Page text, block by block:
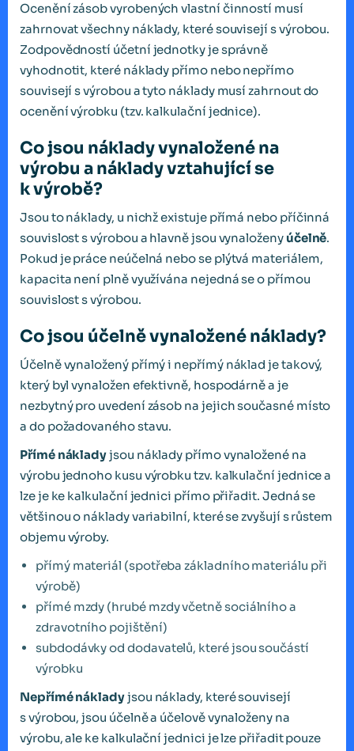
Ocenění zásob vyrobených vlastní činností musí
zahrnovat všechny náklady, které souvisejí s výrobou.
Zodpovědností účetní jednotky je správně
vyhodnotit, které náklady přímo nebo nepřímo
souvisejí s výrobou a tyto náklady musí zahrnout do
ocenění výrobku (tzv. kalkulační jednice).
Co jsou náklady vynaložené na
výrobu a náklady vztahující se
k výrobě?
Jsou to náklady, u nichž existuje přímá nebo příčinná
souvislost s výrobou a hlavně jsou vynaloženy účelně.
Pokud je práce neúčelná nebo se plýtvá materiálem,
kapacita není plně využívána nejedná se o přímou
souvislost s výrobou.
Co jsou účelně vynaložené náklady?
Účelně vynaložený přímý i nepřímý náklad je takový,
který byl vynaložen efektivně, hospodárně a je
nezbytný pro uvedení zásob na jejich současné místo
a do požadovaného stavu.
Přímé nákladyjsou náklady přímo vynaložené na
výrobu jednoho kusu výrobku tzv. kalkulační jednice a
lze je ke kalkulační jednici přímo přiřadit. Jedná se
většinou o náklady variabilní, které se zvyšují s růstem
objemu výroby.
přímý materiál (spotřeba základního materiálu při
výrobě)
přímé mzdy (hrubé mzdy včetně sociálního a
zdravotního pojištění)
subdodávky od dodavatelů, které jsou součástí
výrobku
Nepřímé nákladyjsou náklady, které souvisejí
s výrobou, jsou účelně a účelově vynaloženy na
výrobu, ale ke kalkulační jednici je lze přiřadit pouze